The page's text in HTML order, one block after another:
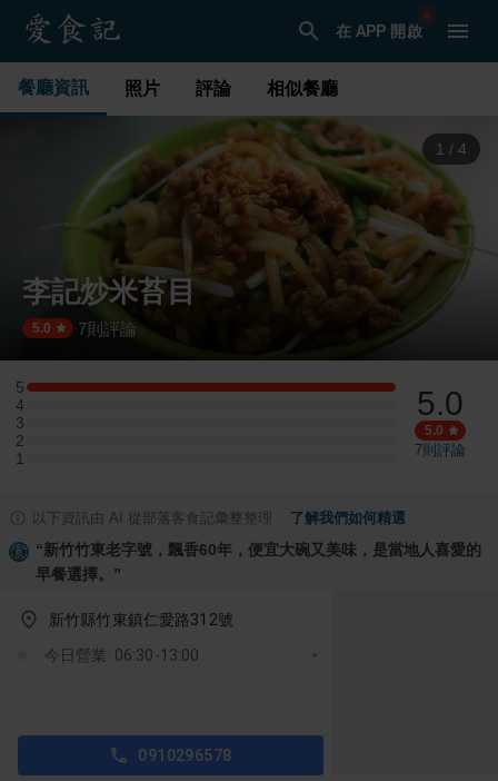
在 APP 開啟
餐廳資訊 照片 評論 相似餐廳
1 / 4
李記炒米苔目
5.0 ·7則評論
5
5 星：1 則評論
4
4 星：0 則評論
3
3 星：0 則評論
2
2 星：0 則評論
1
1 星：0 則評論
5.0
5.0
7則評論
以下資訊由 AI 從部落客食記彙整整理 了解我們如何精選
“新竹竹東老字號，飄香60年，便宜大碗又美味，是當地人喜愛的
早餐選擇。 ”
新竹縣竹東鎮仁愛路312號
今日營業: 06:30-13:00
0910296578